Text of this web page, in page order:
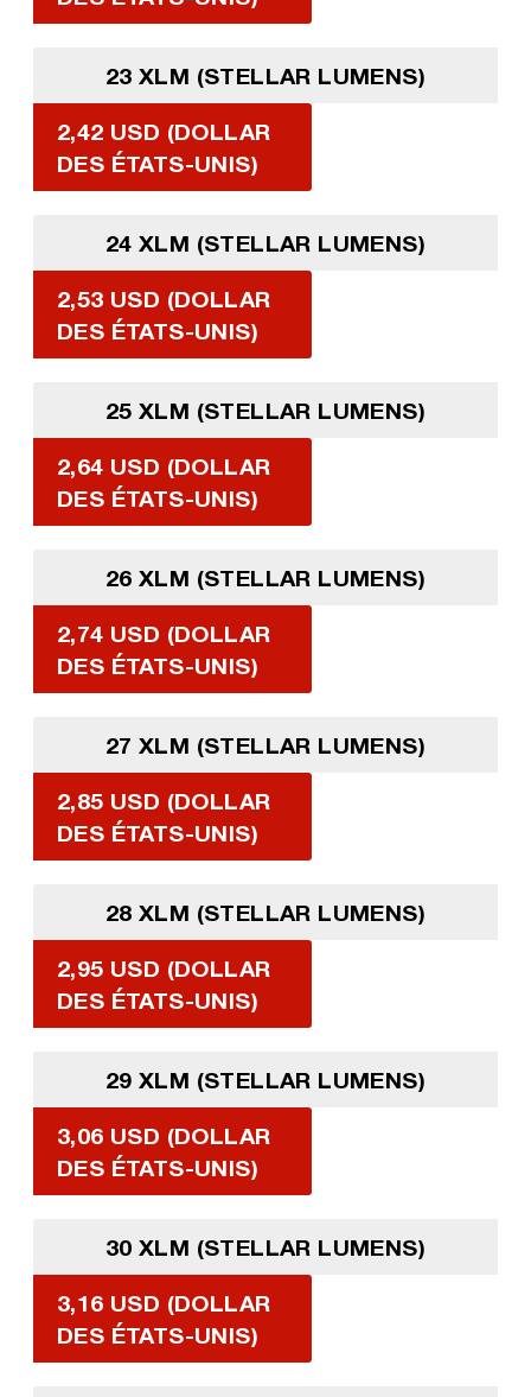
23 XLM (STELLAR LUMENS)
2,42 USD (DOLLAR
DES ÉTATS-UNIS)
24 XLM (STELLAR LUMENS)
2,53 USD (DOLLAR
DES ÉTATS-UNIS)
25 XLM (STELLAR LUMENS)
2,64 USD (DOLLAR
DES ÉTATS-UNIS)
26 XLM (STELLAR LUMENS)
2,74 USD (DOLLAR
DES ÉTATS-UNIS)
27 XLM (STELLAR LUMENS)
2,85 USD (DOLLAR
DES ÉTATS-UNIS)
28 XLM (STELLAR LUMENS)
2,95 USD (DOLLAR
DES ÉTATS-UNIS)
29 XLM (STELLAR LUMENS)
3,06 USD (DOLLAR
DES ÉTATS-UNIS)
30 XLM (STELLAR LUMENS)
3,16 USD (DOLLAR
DES ÉTATS-UNIS)